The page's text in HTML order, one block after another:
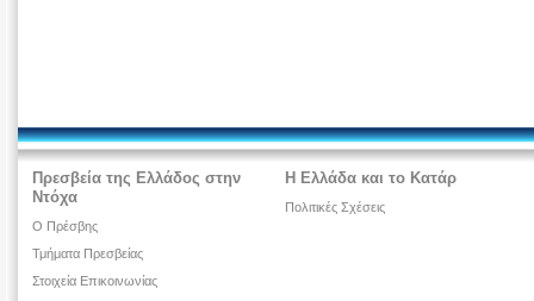
Πρεσβεία της Ελλάδος στην
Ντόχα
Ο Πρέσβης
Τμήματα Πρεσβείας
Στοιχεία Επικοινωνίας
Η Ελλάδα και το Κατάρ
Πολιτικές Σχέσεις